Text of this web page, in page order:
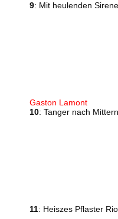
9: Mit heulenden
Gaston Lamont
10: Tanger nach
11: Heiszes Pflaster